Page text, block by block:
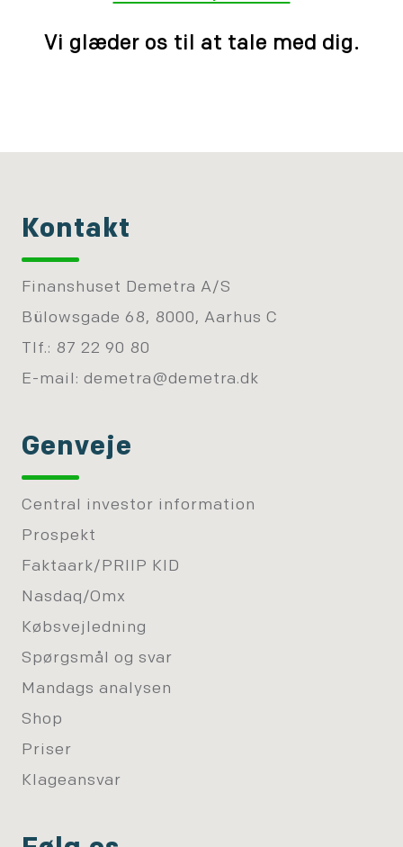
Vi glæder os til at tale med dig.
Kontakt
Finanshuset Demetra A/S
Bülowsgade 68, 8000, Aarhus C
Tlf.: 87 22 90 80
E-mail: demetra@demetra.dk
Genveje
Central investor information
Prospekt
Faktaark/PRIIP KID
Nasdaq/Omx
Købsvejledning
Spørgsmål og svar
Mandags analysen
Shop
Priser
Klageansvar